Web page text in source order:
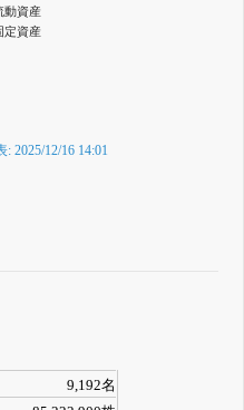
動資産
定資産
2025/12/16 14:01
9,192名